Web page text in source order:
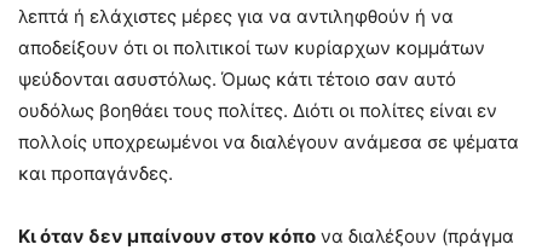
λεπτά ή ελάχιστες μέρες για να αντιληφθούν ή να
αποδείξουν ότι οι πολιτικοί των κυρίαρχων κομμάτων
ψεύδονται ασυστόλως. Όμως κάτι τέτοιο σαν αυτό
ουδόλως βοηθάει τους πολίτες. Διότι οι πολίτες είναι εν
πολλοίς υποχρεωμένοι να διαλέγουν ανάμεσα σε ψέματα
και προπαγάνδες.
Κι όταν δεν μπαίνουν στον κόπο να διαλέξουν (πράγμα